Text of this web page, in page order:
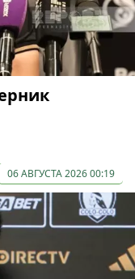
06 АВГУСТА 2026 00:19